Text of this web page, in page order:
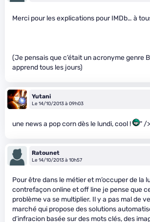
Merci pour les explications pour IMDb… à
(Je pensais que c’était un acronyme genre
apprend tous les jours)
Yutani
Le 14/10/2013 à 09h03
une news a pop corn dès le lundi, cool ! " />
Ratounet
Le 14/10/2013 à 10h57
Pour être dans le métier et m’occuper de la
contrefaçon online et off line je pense que
problème va se multiplier. Il y a pas mal de
marché qui propose des solutions
d’infracion basée sur des mots clés, des